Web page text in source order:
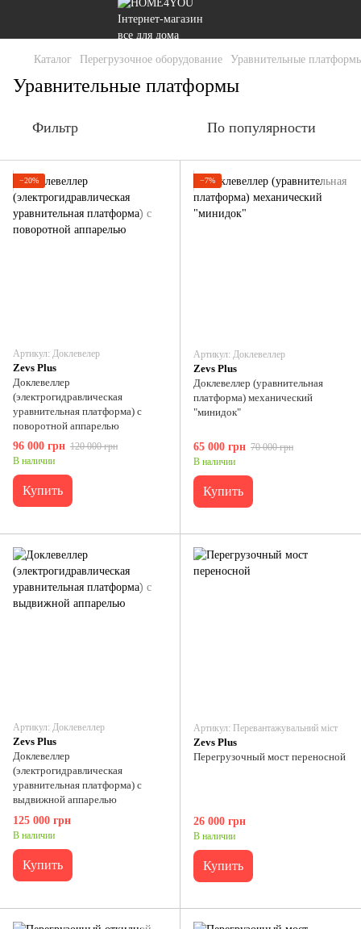
Каталог Перегрузочное оборудование Уравнительные
Уравнительные платформы
Фильтр По популярности
−20%
Артикул: Доклевелер
Zevs Plus
Доклевеллер
(электрогидравлическая
уравнительная платформа) с
поворотной аппарелью
96 000 грн 120 000 грн
В наличии
Купить
−7%
Артикул: Доклевеллер
Zevs Plus
Доклевеллер (уравнительная
платформа) механический
"минидок"
65 000 грн 70 000 грн
В наличии
Купить
Артикул: Доклевеллер
Zevs Plus
Доклевеллер
(электрогидравлическая
уравнительная платформа) с
выдвижной аппарелью
125 000 грн
В наличии
Купить
Артикул: Перевантажувальний міст
Zevs Plus
Перегрузочный мост переносной
26 000 грн
В наличии
Купить